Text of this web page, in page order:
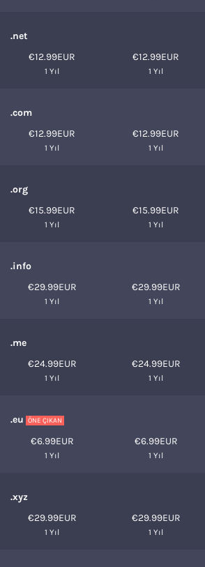
.net
€12.99EUR
1 Yıl
€12.99EUR
1 Yıl
.com
€12.99EUR
1 Yıl
€12.99EUR
1 Yıl
.org
€15.99EUR
1 Yıl
€15.99EUR
1 Yıl
.info
€29.99EUR
1 Yıl
€29.99EUR
1 Yıl
.me
€24.99EUR
1 Yıl
€24.99EUR
1 Yıl
.eu ÖNE ÇIKAN
€6.99EUR
1 Yıl
€6.99EUR
1 Yıl
.xyz
€29.99EUR
1 Yıl
€29.99EUR
1 Yıl